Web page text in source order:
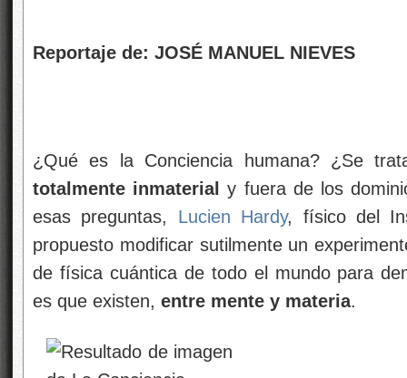
Reportaje de: JOSÉ MANUEL NIEVES
¿Qué es la Conciencia humana? ¿Se
totalmente inmaterialy fuera de los
esas preguntas, Lucien Hardy, físico del
propuesto modificar sutilmente un
de física cuántica de todo el mundo para
es que existen, entre mente y materia.